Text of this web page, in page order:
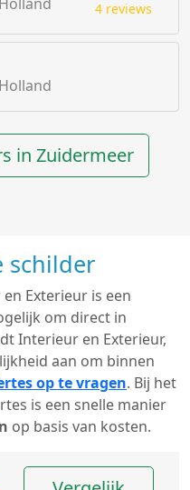
4 reviews
in Zuidermeer
schilder
Exterieur is een
om direct in
Interieur en Exterieur,
aan om binnen
op te vragen. Bij het
is een snelle manier
op basis van kosten.